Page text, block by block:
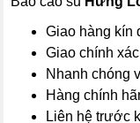
Giao hàng kín
Giao chính
Nhanh chóng
Hàng chính
Liên hệ trước